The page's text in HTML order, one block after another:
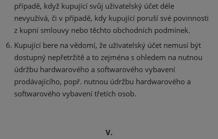
případě, když kupující svůj uživatelský účet déle
nevyužívá, či v případě, kdy kupující poruší své povinnosti
z kupní smlouvy nebo těchto obchodních podmínek.
Kupující bere na vědomí, že uživatelský účet nemusí být
dostupný nepřetržitě a to zejména s ohledem na nutnou
údržbu hardwarového a softwarového vybavení
prodávajícího, popř. nutnou údržbu hardwarového a
softwarového vybavení třetích osob.
V.